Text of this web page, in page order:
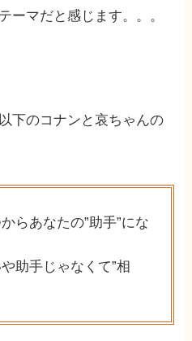
ーマだと感じます。。。
下のコナンと哀ちゃんの
らあなたの”助手”にな
助手じゃなくて”相